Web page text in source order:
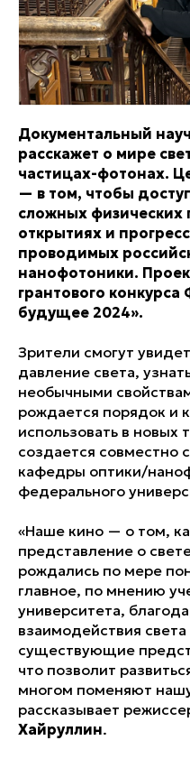
Документальный
расскажет о мире
частицах-фотонах.
— в том, чтобы
сложных физических
открытиях и
проводимых
нанофотоники.
грантового
будущее 2024».
Зрители смогут
давление света,
необычными
рождается порядок и
использовать в новых
создается совместно
кафедры оптики/
федерального
«Наше кино — о том,
представление о
рождались по мере
главное, по мнению
университета,
взаимодействия
существующие
что позволит
многом поменяют
рассказывает
Хайруллин.